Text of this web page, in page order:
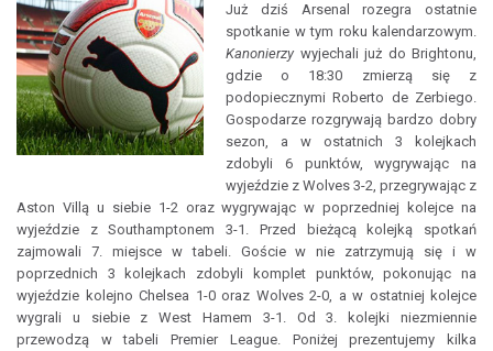
Już dziś Arsenal rozegra ostatnie
spotkanie w tym roku kalendarzowym.
Kanonierzywyjechali już do Brightonu,
gdzie o 18:30 zmierzą się z
podopiecznymi Roberto de Zerbiego.
Gospodarze rozgrywają bardzo dobry
sezon, a w ostatnich 3 kolejkach
zdobyli 6 punktów, wygrywając na
wyjeździe z Wolves 3-2, przegrywając z
Aston Villą u siebie 1-2 oraz wygrywając w poprzedniej kolejce na
wyjeździe z Southamptonem 3-1. Przed bieżącą kolejką spotkań
zajmowali 7. miejsce w tabeli. Goście w nie zatrzymują się i w
poprzednich 3 kolejkach zdobyli komplet punktów, pokonując na
wyjeździe kolejno Chelsea 1-0 oraz Wolves 2-0, a w ostatniej kolejce
wygrali u siebie z West Hamem 3-1. Od 3. kolejki niezmiennie
przewodzą w tabeli Premier League. Poniżej prezentujemy kilka